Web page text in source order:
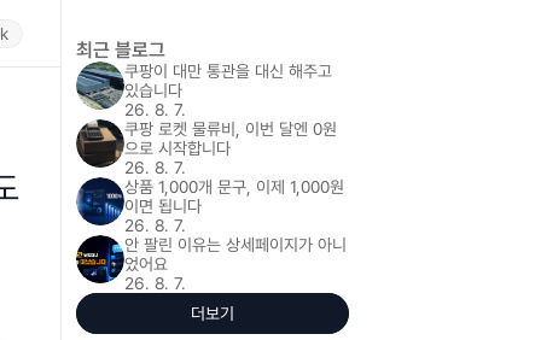
최근 블로그
쿠팡이 대만 통관을 대신 해주고
있습니다
26. 8. 7.
쿠팡 로켓 물류비, 이번 달엔 0원
으로 시작합니다
26. 8. 7.
상품 1,000개 문구, 이제 1,000원
이면 됩니다
26. 8. 7.
안 팔린 이유는 상세페이지가 아니
었어요
26. 8. 7.
더보기